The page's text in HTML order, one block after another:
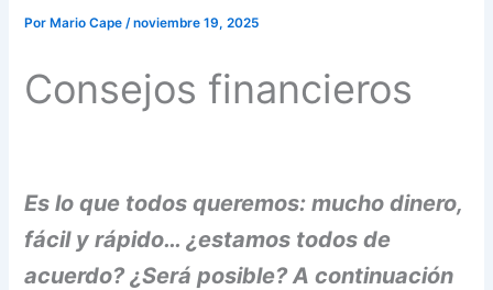
Por Mario Cape/noviembre 19, 2025
Consejos financieros
Es lo que todos queremos: mucho dinero,
fácil y rápido… ¿estamos todos de
acuerdo? ¿Será posible? A continuación